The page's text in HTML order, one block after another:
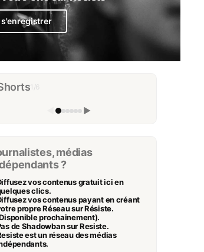
s'enregistrer
1 /6
J. Aberkane
▶
médias
?
vos contenus gratuit ici en
clics.
vos contenus payant en créant
propre Réseau sur Résiste.
prochainement).
de Shadowban sur Resiste.
est un réseau des médias